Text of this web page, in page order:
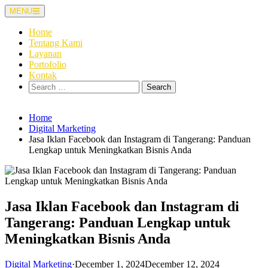
Skip
to
content
MENU
Home
Tentang Kami
Layanan
Portofolio
Kontak
Search
for:
Home
Digital Marketing
Jasa Iklan Facebook dan Instagram di Tangerang: Panduan
Lengkap untuk Meningkatkan Bisnis Anda
Jasa Iklan Facebook dan Instagram di
Tangerang: Panduan Lengkap untuk
Meningkatkan Bisnis Anda
Digital Marketing·December 1, 2024December 12, 2024